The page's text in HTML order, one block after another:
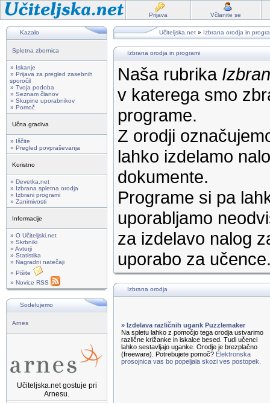
Prijava Včlanite se
Kazalo
Spletna zbornica
» Iskanje
» Prijava za pregled zasebnih
sporočil
» Tvoja podoba
» Seznam članov
» Skupine uporabnikov
» Pomoč
Učna gradiva
» Iščite
» Pregled povpraševanja
Koristno
» Devetka.net
» Izbrana spletna orodja
» Izbrani programi
» Zanimivosti
Informacije
» O Učiteljski.net
» Skrbniki
» Avtorji
» Statistika
» Nagradni natečaji
» Pišite
» Novice RSS
Sodelujemo
Arnes
Učiteljska.net gostuje pri
Arnesu.
Učiteljska.net » Izbrana orodja in
Izbrana orodja in programi
Naša rubrika
v katerega smo
programe.
Z orodji
lahko izdelamo
dokumente.
Programe si pa
uporabljamo
za izdelavo nalog
uporabo za
Izbrana orodja
» Izdelava različnih ugank Puzzlemaker
Na spletu lahko z pomočjo tega orodja ustvarimo
različne križanke in iskalce besed. Tudi učenci
lahko sestavljajo uganke. Orodje je brezplačno
(freeware). Potrebujete pomoč? Elektronska
prosojnica vas bo popeljala skozi ves postopek.